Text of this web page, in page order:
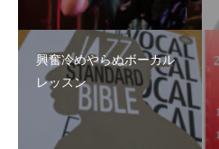
興奮冷めやらぬボーカル
レッスン